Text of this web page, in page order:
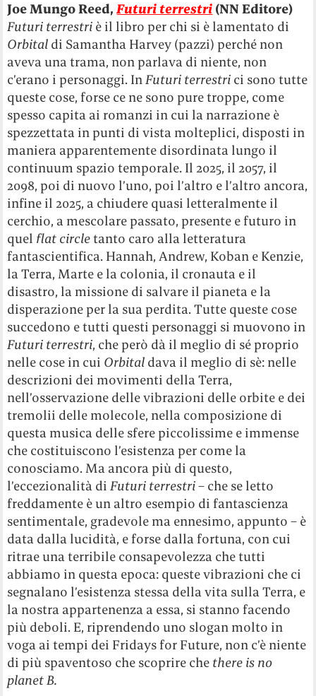
Joe Mungo Reed,Futuri terrestri (NN Editore)
Futuri terrestri è il libro per chi si è lamentato di
Orbital di Samantha Harvey (pazzi) perché non
aveva una trama, non parlava di niente, non
c’erano i personaggi. InFuturi terrestri ci sono tutte
queste cose, forse ce ne sono pure troppe, come
spesso capita ai romanzi in cui la narrazione è
spezzettata in punti di vista molteplici, disposti in
maniera apparentemente disordinata lungo il
continuum spazio temporale. Il 2025, il 2057, il
2098, poi di nuovo l’uno, poi l’altro e l’altro ancora,
infine il 2025, a chiudere quasi letteralmente il
cerchio, a mescolare passato, presente e futuro in
quel flat circletanto caro alla letteratura
fantascientifica. Hannah, Andrew, Koban e Kenzie,
la Terra, Marte e la colonia, il cronauta e il
disastro, la missione di salvare il pianeta e la
disperazione per la sua perdita. Tutte queste cose
succedono e tutti questi personaggi si muovono in
Futuri terrestri, che però dà il meglio di sé proprio
nelle cose in cui Orbital dava il meglio di sè: nelle
descrizioni dei movimenti della Terra,
nell’osservazione delle vibrazioni delle orbite e dei
tremolii delle molecole, nella composizione di
questa musica delle sfere piccolissime e immense
che costituiscono l’esistenza per come la
conosciamo. Ma ancora più di questo,
l’eccezionalità diFuturi terrestri– che se letto
freddamente è un altro esempio di fantascienza
sentimentale, gradevole ma ennesimo, appunto – è
data dalla lucidità, e forse dalla fortuna, con cui
ritrae una terribile consapevolezza che tutti
abbiamo in questa epoca: queste vibrazioni che ci
segnalano l’esistenza stessa della vita sulla Terra, e
la nostra appartenenza a essa, si stanno facendo
più deboli. E, riprendendo uno slogan molto in
voga ai tempi dei Fridays for Future, non c’è niente
di più spaventoso che scoprire che there is no
planet B.